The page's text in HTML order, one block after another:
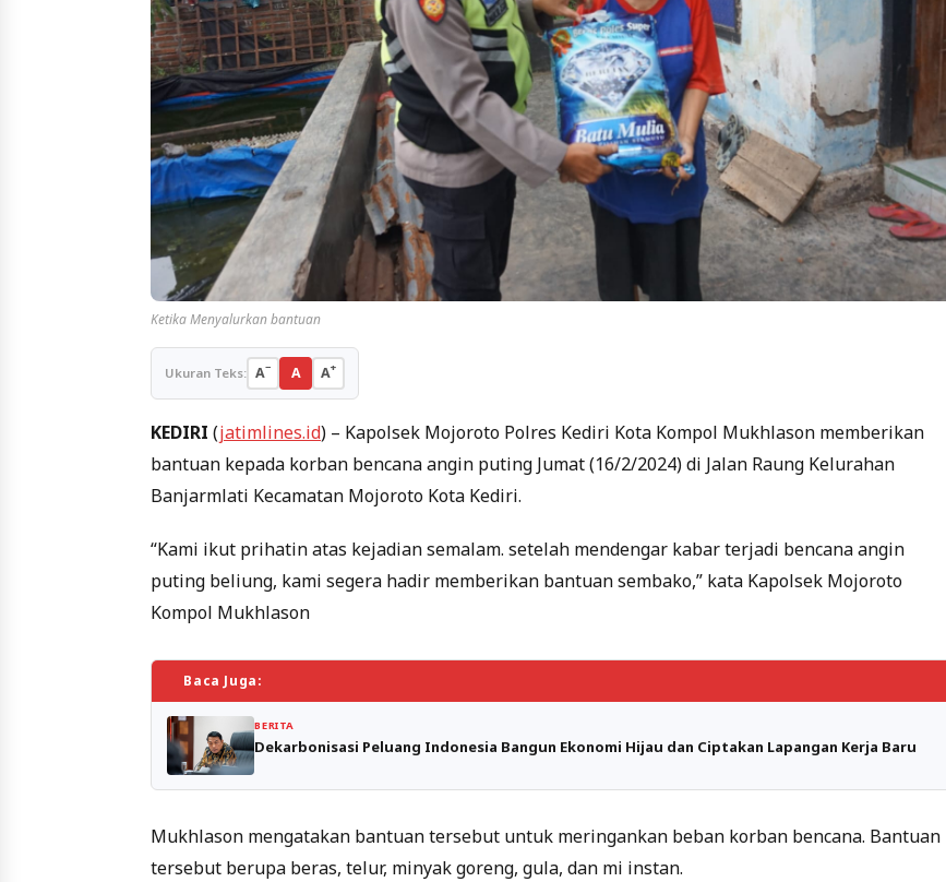
Ketika Menyalurkan bantuan
Ukuran Teks: A− A A+
KEDIRI (jatimlines.id) – Kapolsek Mojoroto Polres Kediri Kota Kompol Mukhlason memberikan
bantuan kepada korban bencana angin puting Jumat (16/2/2024) di Jalan Raung Kelurahan
Banjarmlati Kecamatan Mojoroto Kota Kediri.
“Kami ikut prihatin atas kejadian semalam. setelah mendengar kabar terjadi bencana angin
puting beliung, kami segera hadir memberikan bantuan sembako,” kata Kapolsek Mojoroto
Kompol Mukhlason
Baca Juga:
BERITA
Dekarbonisasi Peluang Indonesia Bangun Ekonomi Hijau dan Ciptakan Lapangan Kerja Baru
Mukhlason mengatakan bantuan tersebut untuk meringankan beban korban bencana. Bantuan
tersebut berupa beras, telur, minyak goreng, gula, dan mi instan.